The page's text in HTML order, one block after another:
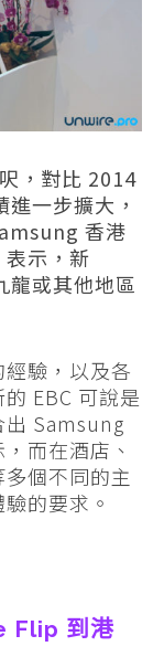
，對比 2014
進一步擴大，
香港
示，新
龍或其他地區
驗，以及各
EBC 可說是
出 Samsung
而在酒店、
個不同的主
的要求。
Flip 到港